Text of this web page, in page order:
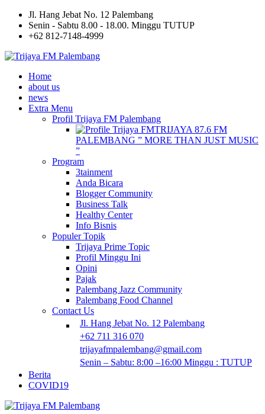
Jl. Hang Jebat No. 12 Palembang
Senin - Sabtu 8.00 - 18.00. Minggu TUTUP
+62 812-7148-4999
Home
about us
news
Extra Menu
Profil Trijaya FM Palembang
TRIJAYA 87.6 FM
PALEMBANG ” MORE THAN JUST MUSIC
”
Program
3tainment
Anda Bicara
Blogger Community
Business Talk
Healthy Center
Info Bisnis
Populer Topik
Trijaya Prime Topic
Profil Minggu Ini
Opini
Pajak
Palembang Jazz Community
Palembang Food Channel
Contact Us
Jl. Hang Jebat No. 12 Palembang
+62 711 316 070
trijayafmpalembang@gmail.com
Senin – Sabtu: 8:00 –16:00 Minggu : TUTUP
Berita
COVID19